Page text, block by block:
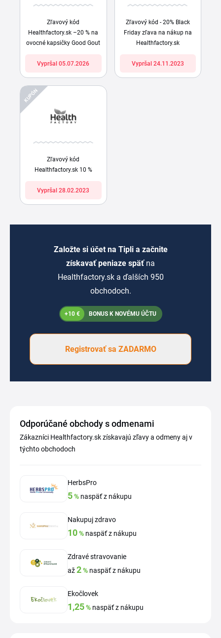
Zľavový kód
Healthfactory.sk –20 % na
ovocné kapsičky Good Gout
Vypršal 05.07.2026
Zľavový kód - 20% Black
Friday zľava na nákup na
Healthfactory.sk
Vypršal 24.11.2023
KUPÓN
Zľavový kód
Healthfactory.sk 10 %
Vypršal 28.02.2023
Založte si účet na Tipli a začnite
získavať peniaze späť na
Healthfactory.sk a ďalších 950
obchodoch.
+10 € BONUS K NOVÉMU ÚČTU
Registrovať sa ZADARMO
Odporúčané obchody s odmenami
Zákazníci Healthfactory.sk získavajú zľavy a odmeny aj v
týchto obchodoch
HerbsPro
5% naspäť z nákupu
Nakupuj zdravo
10% naspäť z nákupu
Zdravé stravovanie
až2% naspäť z nákupu
Ekočlovek
1,25% naspäť z nákupu